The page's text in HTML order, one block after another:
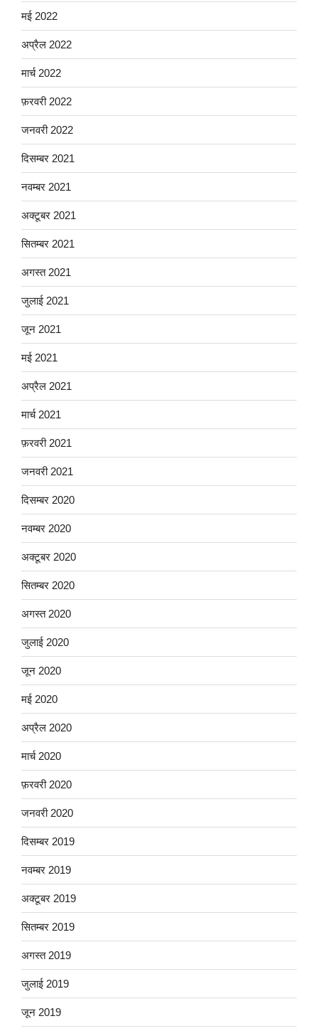
मई 2022
अप्रैल 2022
मार्च 2022
फ़रवरी 2022
जनवरी 2022
दिसम्बर 2021
नवम्बर 2021
अक्टूबर 2021
सितम्बर 2021
अगस्त 2021
जुलाई 2021
जून 2021
मई 2021
अप्रैल 2021
मार्च 2021
फ़रवरी 2021
जनवरी 2021
दिसम्बर 2020
नवम्बर 2020
अक्टूबर 2020
सितम्बर 2020
अगस्त 2020
जुलाई 2020
जून 2020
मई 2020
अप्रैल 2020
मार्च 2020
फ़रवरी 2020
जनवरी 2020
दिसम्बर 2019
नवम्बर 2019
अक्टूबर 2019
सितम्बर 2019
अगस्त 2019
जुलाई 2019
जून 2019